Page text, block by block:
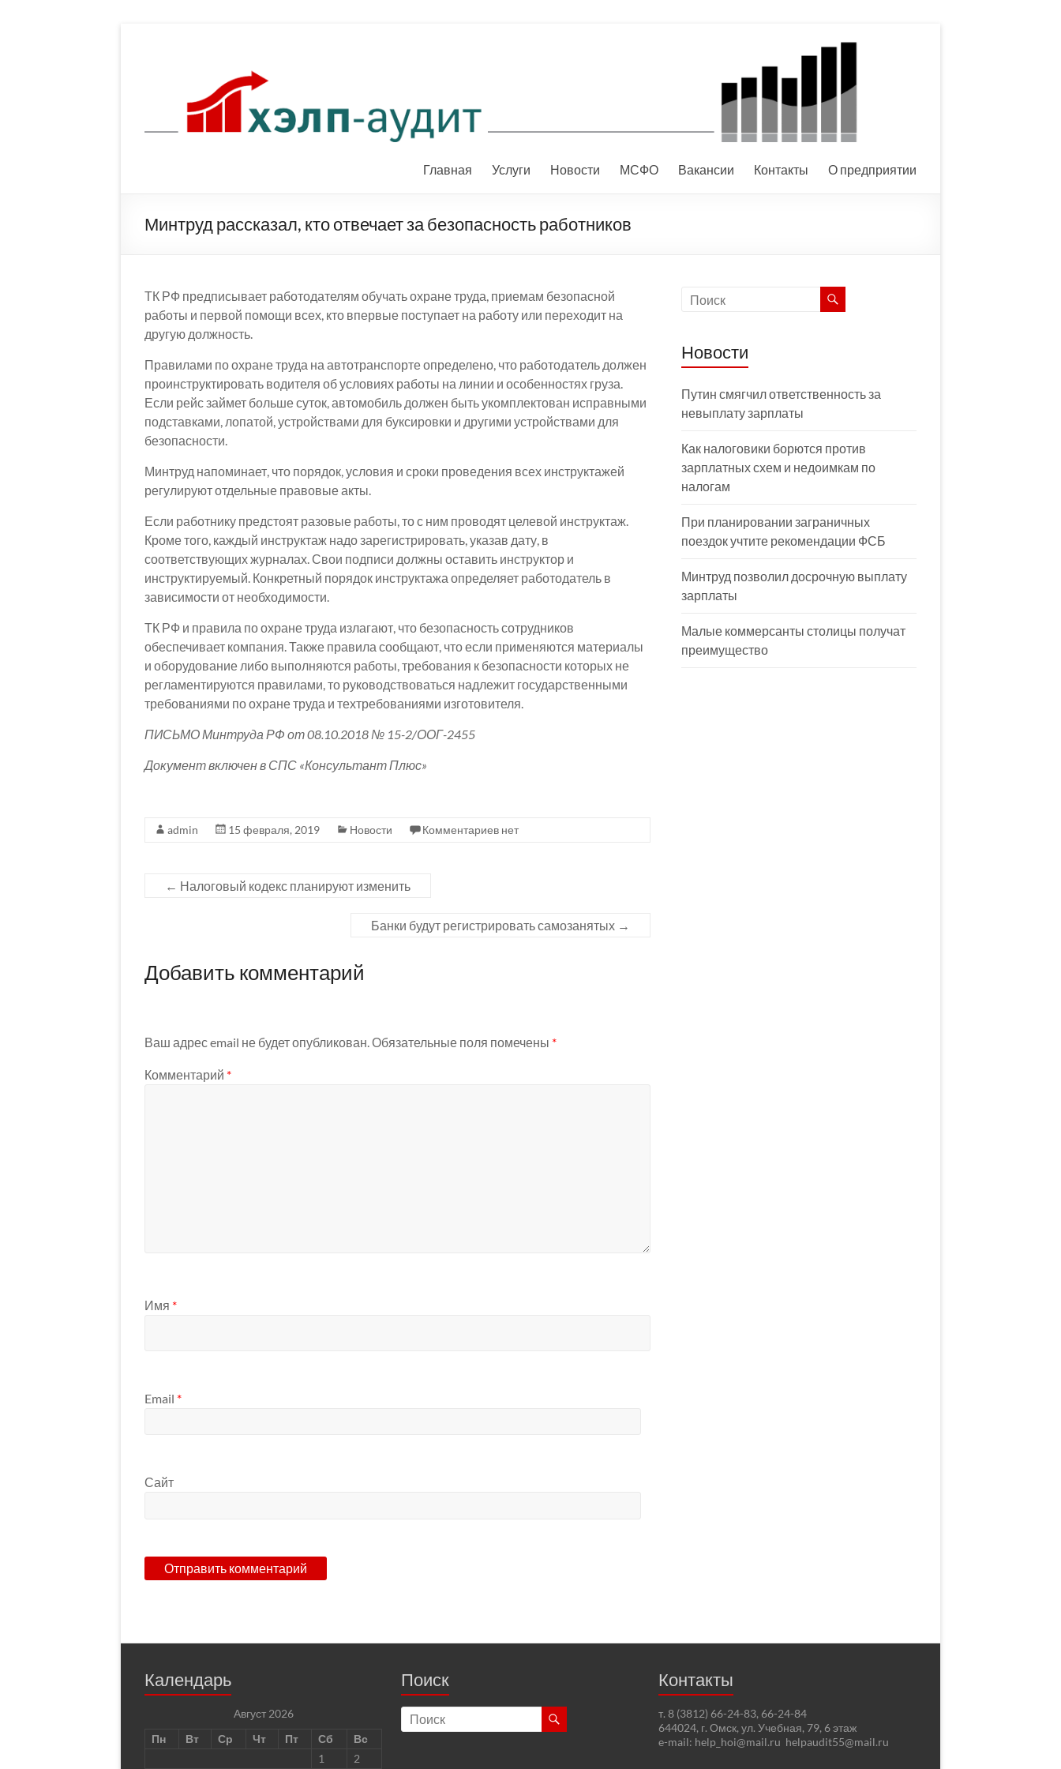
Главная Услуги Новости МСФО Вакансии Контакты О предприятии
Минтруд рассказал, кто отвечает за безопасность работников
ТК РФ предписывает работодателям обучать охране труда, приемам безопасной
работы и первой помощи всех, кто впервые поступает на работу или переходит на
другую должность.
Правилами по охране труда на автотранспорте определено, что работодатель должен
проинструктировать водителя об условиях работы на линии и особенностях груза.
Если рейс займет больше суток, автомобиль должен быть укомплектован исправными
подставками, лопатой, устройствами для буксировки и другими устройствами для
безопасности.
Минтруд напоминает, что порядок, условия и сроки проведения всех инструктажей
регулируют отдельные правовые акты.
Если работнику предстоят разовые работы, то с ним проводят целевой инструктаж.
Кроме того, каждый инструктаж надо зарегистрировать, указав дату, в
соответствующих журналах. Свои подписи должны оставить инструктор и
инструктируемый. Конкретный порядок инструктажа определяет работодатель в
зависимости от необходимости.
ТК РФ и правила по охране труда излагают, что безопасность сотрудников
обеспечивает компания. Также правила сообщают, что если применяются материалы
и оборудование либо выполняются работы, требования к безопасности которых не
регламентируются правилами, то руководствоваться надлежит государственными
требованиями по охране труда и техтребованиями изготовителя.
ПИСЬМО Минтруда РФ от 08.10.2018 № 15-2/ООГ-2455
Документ включен в СПС «Консультант Плюс»
admin 15 февраля, 2019 Новости Комментариев нет
← Налоговый кодекс планируют изменить
Банки будут регистрировать самозанятых →
Добавить комментарий
Ваш адрес email не будет опубликован. Обязательные поля помечены *
Комментарий *
Имя *
Email *
Сайт
Новости
Путин смягчил ответственность за
невыплату зарплаты
Как налоговики борются против
зарплатных схем и недоимкам по
налогам
При планировании заграничных
поездок учтите рекомендации ФСБ
Минтруд позволил досрочную выплату
зарплаты
Малые коммерсанты столицы получат
преимущество
Календарь
Август 2026
Пн
Вт Ср Чт Пт Сб
Вс
1
2
Поиск Контакты
т. 8 (3812) 66-24-83, 66-24-84
644024, г. Омск, ул. Учебная, 79, 6 этаж
e-mail: help_hoi@mail.ru helpaudit55@mail.ru